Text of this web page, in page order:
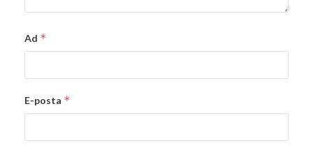
Ad *
E-posta *